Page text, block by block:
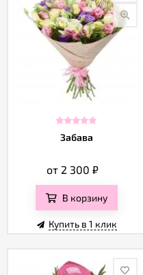
Забава
от 2 300₽
В корзину
Купить в 1 клик